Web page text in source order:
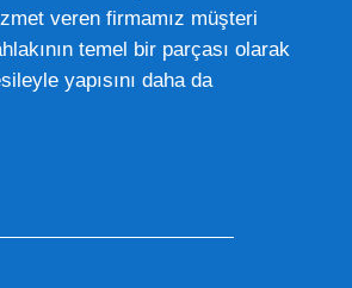
veren firmamız müşteri
temel bir parçası olarak
yapısını daha da